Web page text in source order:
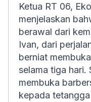
Ketua RT 06,
menjelaskan
berawal dari
Ivan, dari
berniat
selama tiga hari.
membuka
kepada